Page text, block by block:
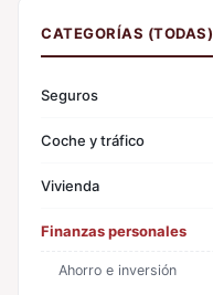
CATEGORÍAS (TODAS)
Seguros
Coche y tráfico
Vivienda
Finanzas personales
Ahorro e inversión